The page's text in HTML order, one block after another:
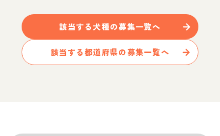
該当する犬種の募集一覧へ
該当する都道府県の募集一覧へ